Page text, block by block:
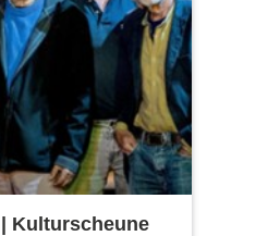
Kulturscheune